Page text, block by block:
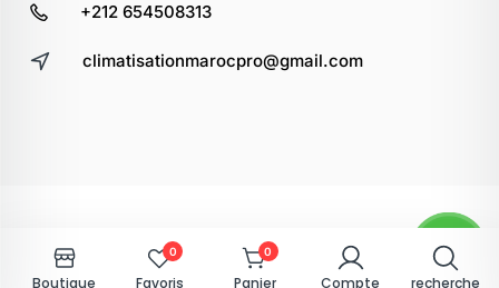
+212 654508313
climatisationmarocpro@gmail.com
Boutique
0
Favoris
0
Panier Compte recherche